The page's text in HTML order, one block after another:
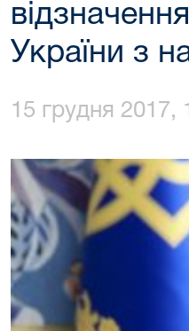
України з
15 грудня 2017,